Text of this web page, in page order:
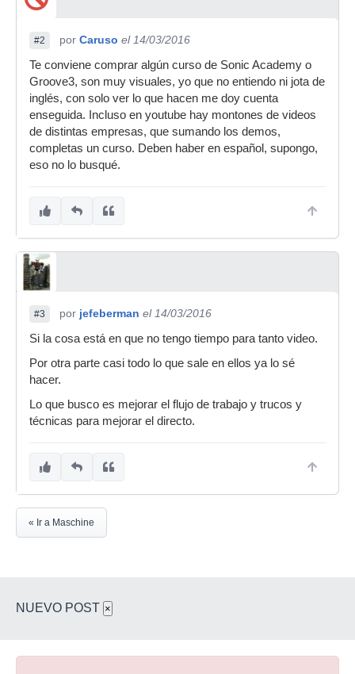
#2 por Caruso el 14/03/2016
Te conviene comprar algún curso de Sonic Academy o
Groove3, son muy visuales, yo que no entiendo ni jota de
inglés, con solo ver lo que hacen me doy cuenta
enseguida. Incluso en youtube hay montones de videos
de distintas empresas, que sumando los demos,
completas un curso. Deben haber en español, supongo,
eso no lo busqué.
#3 por jefeberman el 14/03/2016
Si la cosa está en que no tengo tiempo para tanto video.
Por otra parte casi todo lo que sale en ellos ya lo sé
hacer.
Lo que busco es mejorar el flujo de trabajo y trucos y
técnicas para mejorar el directo.
« Ir a Maschine
NUEVO POST ×